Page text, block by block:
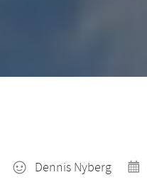
Dennis Nyberg